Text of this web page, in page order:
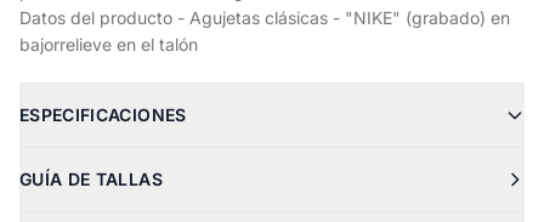
Datos del producto - Agujetas clásicas - "NIKE" (grabado) en
bajorrelieve en el talón
ESPECIFICACIONES
GUÍA DE TALLAS